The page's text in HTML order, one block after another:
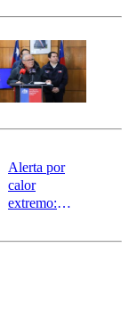
revisa la
epicentro
Alerta por
calor
extremo:
activa Alerta